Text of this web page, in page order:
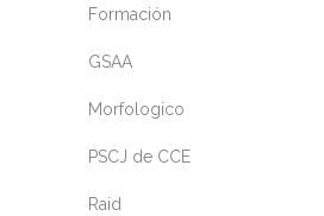
Formación
GSAA
Morfologico
PSCJ de CCE
Raid